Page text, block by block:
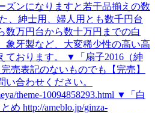
ズンになりますと若干品揃えの数
、紳士用、婦人用とも数千円台
数万円台から数十万円までの白
象牙製など、大変稀少性の高い高
ております。 ▼「扇子2016（紳
売表記のないものでも【完売】
合わせください。
theme-10094858293.html ▼「白
め http://ameblo.jp/ginza-